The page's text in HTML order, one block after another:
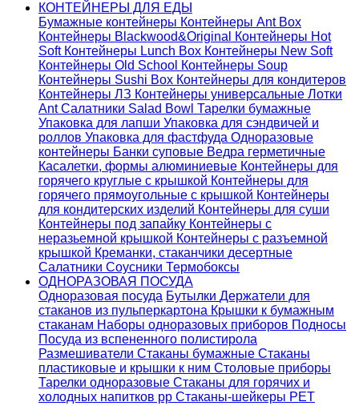
КОНТЕЙНЕРЫ ДЛЯ ЕДЫ
Бумажные контейнеры Контейнеры Ant Box
Контейнеры Blackwood&Original
Контейнеры Hot
Soft Контейнеры Lunch Box Контейнеры New Soft
Контейнеры Old School Контейнеры Soup
Контейнеры Sushi Box Контейнеры для кондитеров
Контейнеры ЛЗ Контейнеры универсальные Лотки
AntСалатники Salad Bowl Тарелки бумажные
Упаковка для лапши Упаковка для сэндвичей и
роллов Упаковка для фастфуда Одноразовые
контейнеры Банки суповые Ведра герметичные
Касалетки, формы алюминиевые Контейнеры для
горячего круглые с крышкой Контейнеры для
горячего прямоугольные с крышкой Контейнеры
для кондитерских изделий Контейнеры для суши
Контейнеры под запайку Контейнеры с
неразьемной крышкой Контейнеры с разъемной
крышкой Креманки, стаканчики десертные
Салатники Соусники Термобоксы
ОДНОРАЗОВАЯ ПОСУДА
Одноразовая посуда Бутылки Держатели для
стаканов из пульперкартона Крышки к бумажным
стаканам Наборы одноразовых приборов Подносы
Посуда из вспененного полистирола
Размешиватели Стаканы бумажные Стаканы
пластиковые и крышки к ним Столовые приборы
Тарелки одноразовые Стаканы для горячих и
холодных напитков pp Стаканы-шейкеры PET